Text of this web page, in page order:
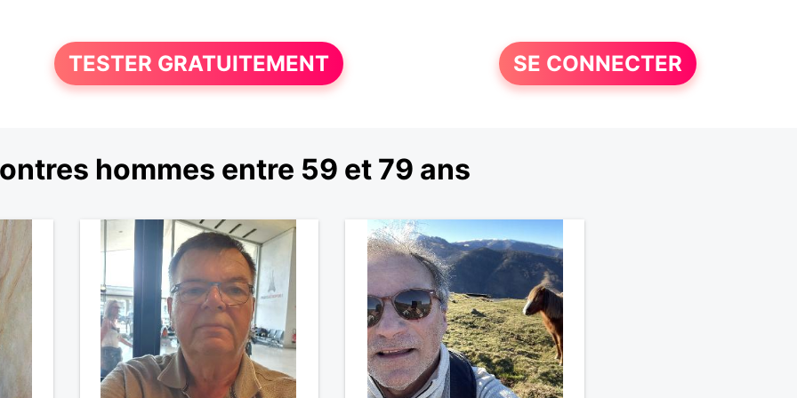
TESTER GRATUITEMENT SE CONNECTER
hommes entre 59 et 79 ans